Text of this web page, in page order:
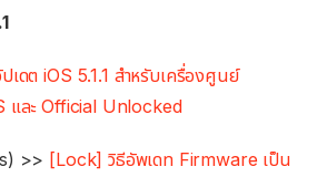
เดต iOS 5.1.1 สำหรับเครื่องศูนย์
ละ Official Unlocked
>> [Lock] วิธีอัพเดท Firmware เป็น